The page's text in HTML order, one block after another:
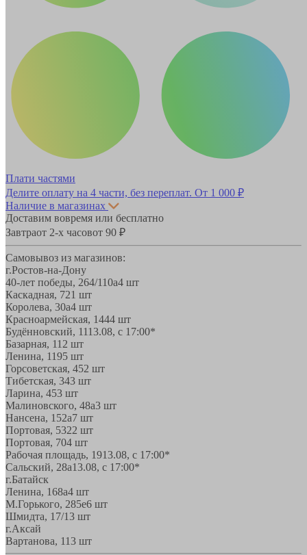
Плати частями
Делите оплату на 4 части, без переплат. От 1 000 ₽
Наличие в магазинах
Доставим вовремя или бесплатно
Завтраот 2-х часовот 90 ₽
Самовывоз из магазинов:
г.Ростов-на-Дону
40-лет победы, 264/110а4 шт
Каскадная, 721 шт
Королева, 30а4 шт
Красноармейская, 1444 шт
Будённовский, 1113.08, с 17:00*
Базарная, 11 2 шт
Ленина, 1195 шт
Горсоветская, 452 шт
Тибетская, 343 шт
Ларина, 453 шт
Малиновского, 48а3 шт
Нансена, 152а7 шт
Портовая, 5322 шт
Портовая, 704 шт
Рабочая площадь, 1913.08, с 17:00*
Сальский, 28a13.08, с 17:00*
г.Батайск
Ленина, 168а4 шт
М.Горького, 285е6 шт
Шмидта, 17/13 шт
г.Аксай
Вартанова, 113 шт